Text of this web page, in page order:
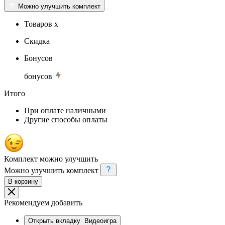
Можно улучшить комплект
Товаров x
Скидка
Бонусов
бонусов
Итого
При оплате наличными
Другие способы оплаты
Комплект можно улучшить
Можно улучшить комплект
В корзину
Рекомендуем добавить
Открыть вкладку Видеоигра